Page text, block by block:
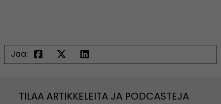
Jaa:
TILAA ARTIKKELEITA JA PODCASTEJA